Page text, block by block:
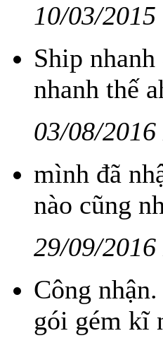
10/03/
Ship
nhanh thế
03/08/2016
mình đã
nào cũng
29/09/2016
Công
gói gém kĩ